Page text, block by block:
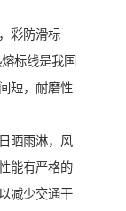
彩防滑标
标线是我国
短，耐磨性
晒雨淋，风
能有严格的
减少交通干